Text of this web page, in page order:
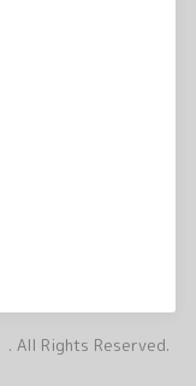
. All Rights Reserved.